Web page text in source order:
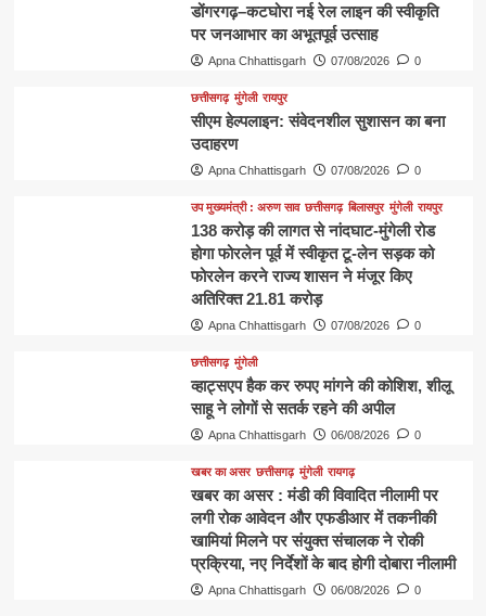
डोंगरगढ़–कटघोरा नई रेल लाइन की स्वीकृति
पर जनआभार का अभूतपूर्व उत्साह
Apna Chhattisgarh 07/08/2026 0
छत्तीसगढ़ मुंगेली रायपुर
सीएम हेल्पलाइन: संवेदनशील सुशासन का बना
उदाहरण
Apna Chhattisgarh 07/08/2026 0
उप मुख्यमंत्री : अरुण साव छत्तीसगढ़ बिलासपुर मुंगेली रायपुर
138 करोड़ की लागत से नांदघाट-मुंगेली रोड
होगा फोरलेन पूर्व में स्वीकृत टू-लेन सड़क को
फोरलेन करने राज्य शासन ने मंजूर किए
अतिरिक्त 21.81 करोड़
Apna Chhattisgarh 07/08/2026 0
छत्तीसगढ़ मुंगेली
व्हाट्सएप हैक कर रुपए मांगने की कोशिश, शीलू
साहू ने लोगों से सतर्क रहने की अपील
Apna Chhattisgarh 06/08/2026 0
खबर का असर छत्तीसगढ़ मुंगेली रायगढ़
खबर का असर : मंडी की विवादित नीलामी पर
लगी रोक आवेदन और एफडीआर में तकनीकी
खामियां मिलने पर संयुक्त संचालक ने रोकी
प्रक्रिया, नए निर्देशों के बाद होगी दोबारा नीलामी
Apna Chhattisgarh 06/08/2026 0